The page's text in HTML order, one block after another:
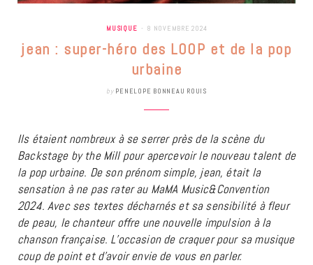
MUSIQUE 8 NOVEMBRE 2024
jean : super-héro des LOOP et de la pop
urbaine
by PENELOPE BONNEAU ROUIS
Ils étaient nombreux à se serrer près de la scène du
Backstage by the Mill pour apercevoir le nouveau talent de
la pop urbaine. De son prénom simple, jean, était la
sensation à ne pas rater au MaMA Music&Convention
2024. Avec ses textes décharnés et sa sensibilité à fleur
de peau, le chanteur offre une nouvelle impulsion à la
chanson française. L’occasion de craquer pour sa musique
coup de point et d’avoir envie de vous en parler.